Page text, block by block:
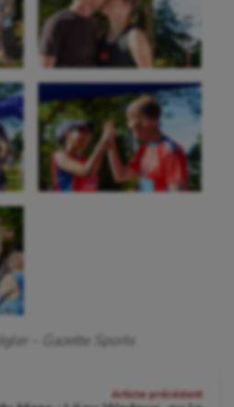
– Gazette Sports
Article précédent